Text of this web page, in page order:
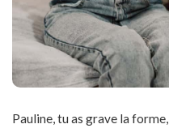
Pauline, tu as grave la